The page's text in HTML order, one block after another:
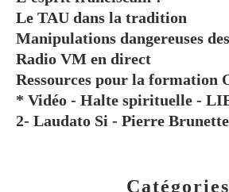
Catégories
Le TAU dans la tradition
Manipulations dangereuses
Radio VM en direct
Ressources pour la formation
* Vidéo - Halte spirituelle -
2- Laudato Si - Pierre